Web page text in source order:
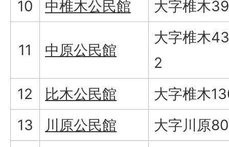
10 中椎木公民館 大字椎木
11 中原公民館
大字椎木
2
12
比木公民館
大字椎木
13
川原公民館 大字川原